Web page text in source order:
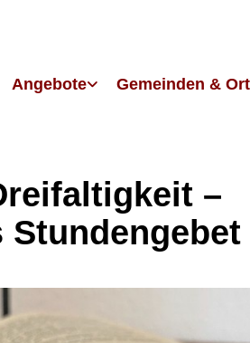
Angebote Gemeinden &
–